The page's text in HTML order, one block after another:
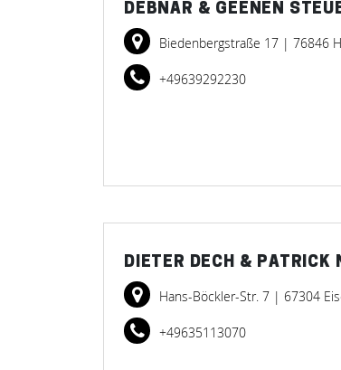
DEBNAR & GEENEN
Biedenbergstraße 17 | 76846
+49639292230
DIETER DECH & PATRICK
Hans-Böckler-Str. 7 | 67304
+49635113070